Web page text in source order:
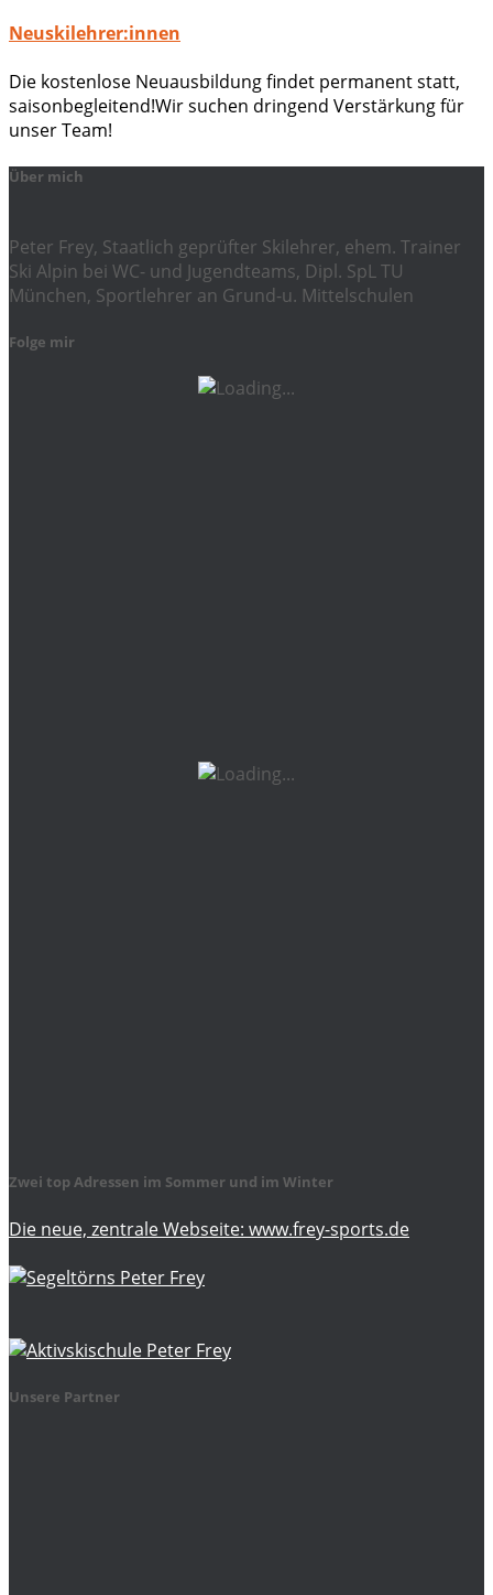
Neuskilehrer:innen
Die kostenlose Neuausbildung findet permanent statt,
saisonbegleitend!Wir suchen dringend Verstärkung für
unser Team!
Über mich
Peter Frey, Staatlich geprüfter Skilehrer, ehem. Trainer
Ski Alpin bei WC- und Jugendteams, Dipl. SpL TU
München, Sportlehrer an Grund-u. Mittelschulen
Folge mir
Zwei top Adressen im Sommer und im Winter
Die neue, zentrale Webseite: www.frey-sports.de
Unsere Partner